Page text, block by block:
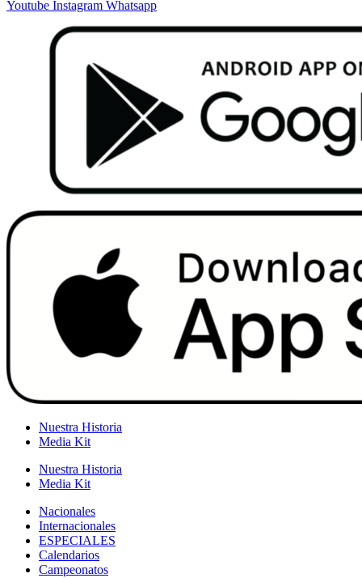
Youtube Instagram Whatsapp
Nuestra Historia
Media Kit
Nuestra Historia
Media Kit
Nacionales
Internacionales
ESPECIALES
Calendarios
Campeonatos